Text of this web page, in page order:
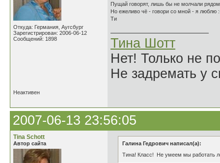
Откуда: Германия, Аугсбург
Зарегистрирован: 2006-06-12
Сообщений: 1898
Пущай говорят, лишь бы не молчали
Но ежеливо чё - говори со мной - я люблю
Ти
Тина Шотт
Нет! Только не
Не задремать у
Неактивен
2007-06-13 23:56:05
Tina Schott
Автор сайта
Галина Гедрович написал(а):
Тина! Класс! Не умеем мы работать